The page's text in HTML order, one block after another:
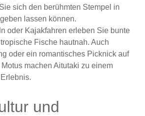
sich den berühmten Stempel in
lassen können.
oder Kajakfahren erleben Sie bunte
Fische hautnah. Auch
oder ein romantisches Picknick auf
machen Aitutaki zu einem
und